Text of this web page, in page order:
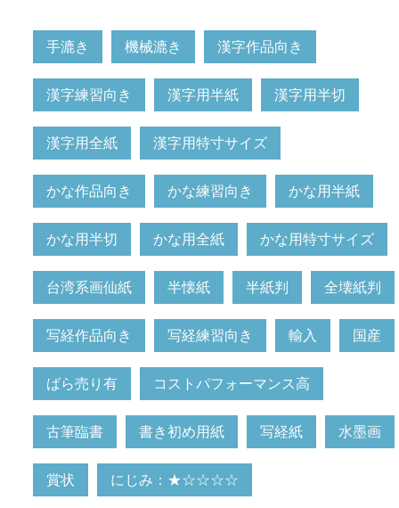
手漉き 機械漉き 漢字作品向き
漢字練習向き 漢字用半紙 漢字用半切
漢字用全紙 漢字用特寸サイズ
かな作品向き かな練習向き かな用半紙
かな用半切 かな用全紙 かな用特寸サイズ
台湾系画仙紙 半懐紙 半紙判 全壊紙判
写経作品向き 写経練習向き 輸入 国産
ばら売り有 コストパフォーマンス高
古筆臨書 書き初め用紙 写経紙 水墨画
賞状 にじみ：★☆☆☆☆